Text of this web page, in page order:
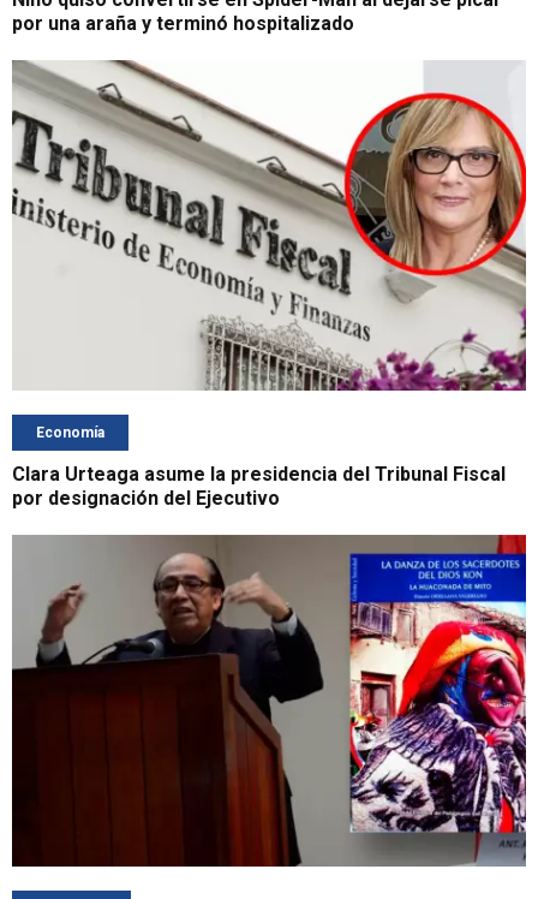
por una araña y terminó hospitalizado
Economía
Clara Urteaga asume la presidencia del Tribunal Fiscal
por designación del Ejecutivo